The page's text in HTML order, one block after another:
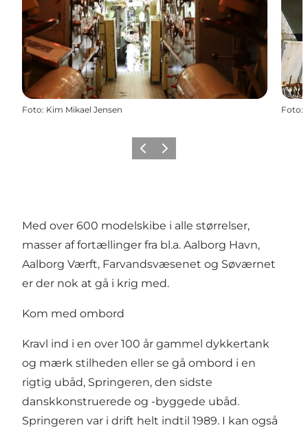
Foto: Kim Mikael Jensen Foto:
ForrigeNæste
Med over 600 modelskibe i alle størrelser,
masser af fortællinger fra bl.a. Aalborg Havn,
Aalborg Værft, Farvandsvæsenet og Søværnet
er der nok at gå i krig med.
Kom med ombord
Kravl ind i en over 100 år gammel dykkertank
og mærk stilheden eller se gå ombord i en
rigtig ubåd, Springeren, den sidste
danskkonstruerede og -byggede ubåd.
Springeren var i drift helt indtil 1989. I kan også